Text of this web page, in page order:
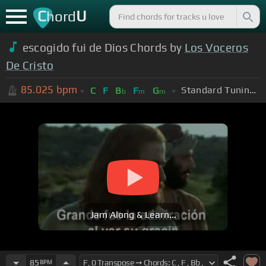
ChordU
escogido fui de Dios Chords by Los Voceros
De Cristo
85.025 bpm C F Bb Fm Gm Standard Tuning (EADGBE)
Jam Along & Learn...
85 BPM